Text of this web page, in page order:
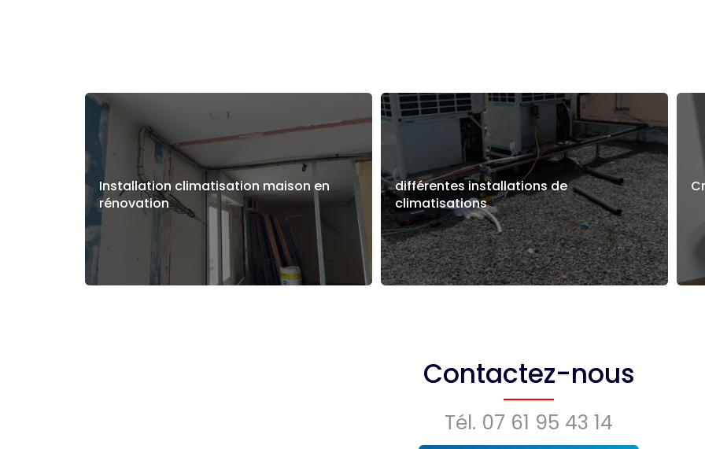
Installation climatisation maison en
rénovation
différentes installations de
climatisations
Contactez-nous
Tél. 07 61 95 43 14